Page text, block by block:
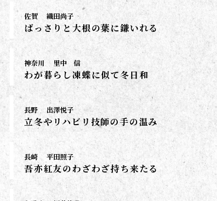
佐賀 織田尚子
ばっさりと大根の葉に鎌いれる
神奈川 里中 信
わが暮らし凍蝶に似て冬日和
長野 出澤悦子
立冬やリハビリ技師の手の温み
長崎 平田照子
吾亦紅友のわざわざ持ち来たる